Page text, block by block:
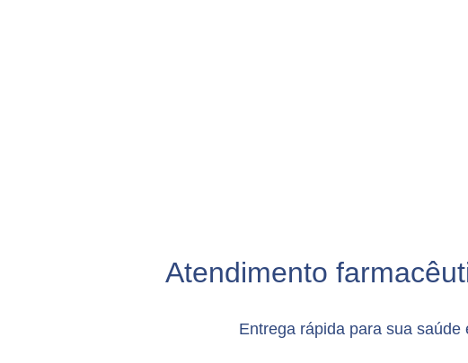
Atendimento
Entrega rápida para sua saúde